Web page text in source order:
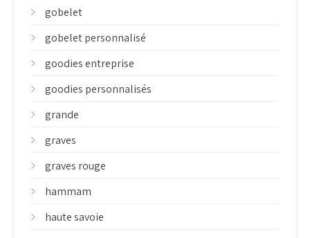
gobelet
gobelet personnalisé
goodies entreprise
goodies personnalisés
grande
graves
graves rouge
hammam
haute savoie